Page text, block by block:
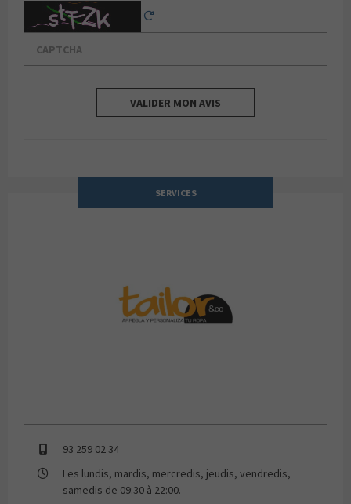
Captcha
VALIDER MON AVIS
SERVICES
93 259 02 34
Les lundis, mardis, mercredis, jeudis, vendredis,
samedis de 09:30 à 22:00.